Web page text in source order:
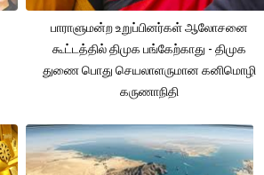
பாராளுமன்ற உறுப்பினர்கள் ஆலோசனை
கூட்டத்தில் திமுக பங்கேற்காது - திமுக
துணை பொது செயலாளருமான கனிமொழி
கருணாநிதி